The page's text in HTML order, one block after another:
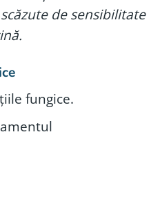
de sensibilitate
fungice.